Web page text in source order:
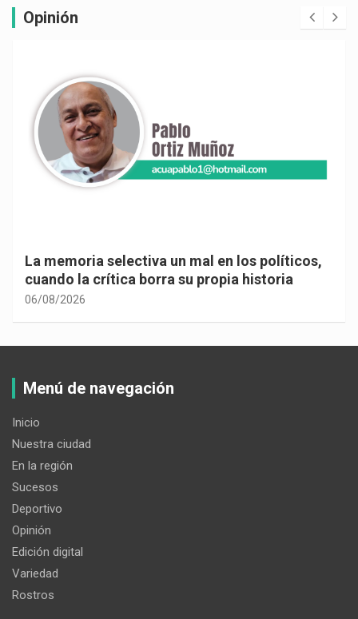
Opinión
un mal en los políticos,
su propia historia
Cuando la vida te
adentro…
Menú de navegación
Inicio
Nuestra ciudad
En la región
Sucesos
Deportivo
Opinión
Edición digital
Variedad
Rostros